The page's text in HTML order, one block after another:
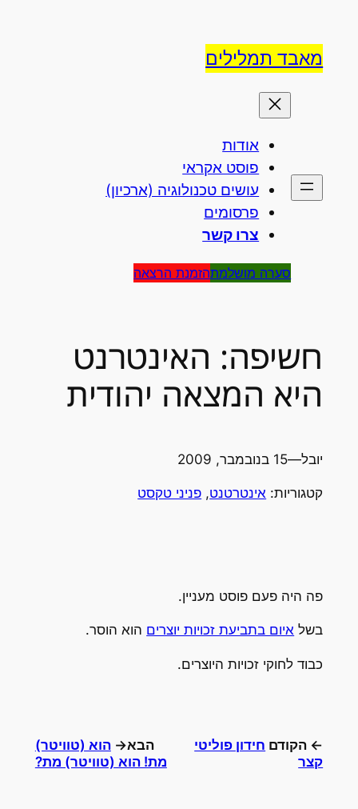
מאבד תמלילים
אודות
פוסט אקראי
עושים טכנולוגיה (ארכיון)
פרסומים
צרו קשר
סערה מושלמתהזמנת הרצאה
חשיפה: האינטרנט
היא המצאה יהודית
יובל—15 בנובמבר, 2009
קטגוריות: אינטרטנט, פניני טקסט
פה היה פעם פוסט מעניין.
בשל איום בתביעת זכויות יוצרים הוא הוסר.
כבוד לחוקי זכויות היוצרים.
← הקודם חידון פוליטי
קצר
הבא→ הוא (טוויטר)
מת! הוא (טוויטר) מת?